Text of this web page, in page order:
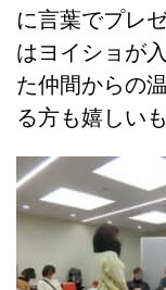
に言葉でプレ
はヨイショが
た仲間からの
る方も嬉しいも